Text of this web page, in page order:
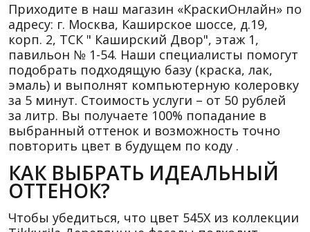
Приходите в наш магазин «КраскиОнлайн» по
адресу: г. Москва, Каширское шоссе, д.19,
корп. 2, ТСК " Каширский Двор", этаж 1,
павильон № 1-54. Наши специалисты помогут
подобрать подходящую базу (краска, лак,
эмаль) и выполнят компьютерную колеровку
за 5 минут. Стоимость услуги – от 50 рублей
за литр. Вы получаете 100% попадание в
выбранный оттенок и возможность точно
повторить цвет в будущем по коду .
КАК ВЫБРАТЬ ИДЕАЛЬНЫЙ
ОТТЕНОК?
Чтобы убедиться, что цвет 545X из коллекции